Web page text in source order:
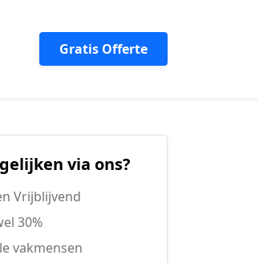
Gratis Offerte
via ons?
Vrijblijvend
30%
vakmensen